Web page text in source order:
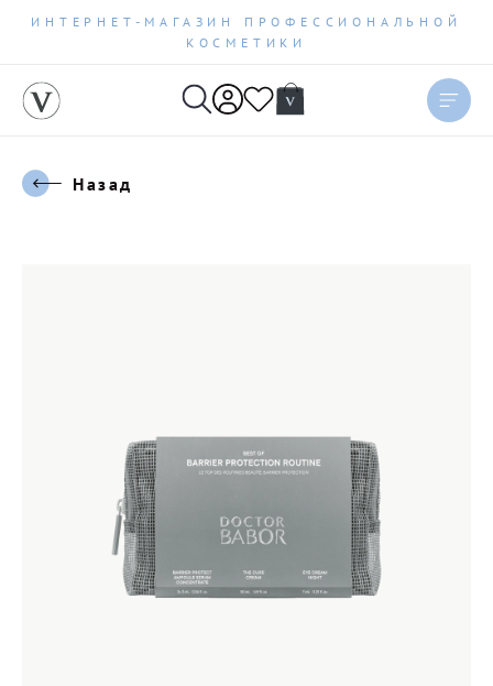
ИНТЕРНЕТ-МАГАЗИН ПРОФЕССИОНАЛЬНОЙ
КОСМЕТИКИ
Назад